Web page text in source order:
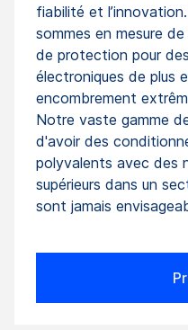
fiabilité et
sommes en mesure
de protection pour
électroniques de plus
encombrement
Notre vaste gamme
d'avoir des
polyvalents avec des
supérieurs dans un
sont jamais